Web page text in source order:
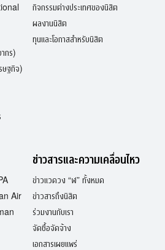
กร)
ษฐกิจ)
กิจกรรมต่างประเทศของนิสิต
ผลงานนิสิต
ทุนและโอกาสสำหรับนิสิต
Air
ข่าวสารและความเคลื่อนไหว
ข่าวแวดวง “ฬ” ทั้งหมด
ข่าวสารถึงนิสิต
ร่วมงานกับเรา
จัดซื้อจัดจ้าง
เอกสารเผยแพร่